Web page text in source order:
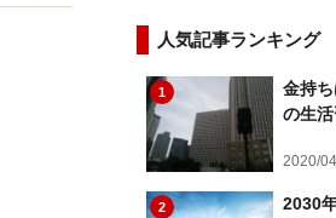
人気記事ランキング
1
金持ち
の生活
2020/
2
2030